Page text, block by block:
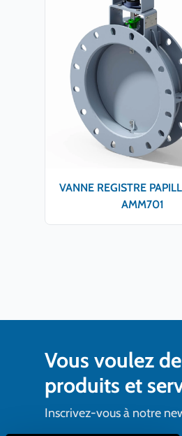
VANNE REGISTRE
AMM701
Vous voulez
produits et
Inscrivez-vous à notre